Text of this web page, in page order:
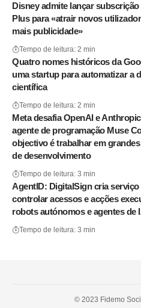
Disney admite lançar
Plus para «atrair novos
mais publicidade»
Tempo de leitura: 2 min
Quatro nomes históricos da
uma startup para automatizar a
científica
Tempo de leitura: 2 min
Meta desafia OpenAI e
agente de programação Muse
objectivo é trabalhar em
de desenvolvimento
Tempo de leitura: 3 min
AgentID: DigitalSign cria serviço
controlar acessos e acções
robots autónomos e agentes de
Tempo de leitura: 3 min
© 2023 Fidemo